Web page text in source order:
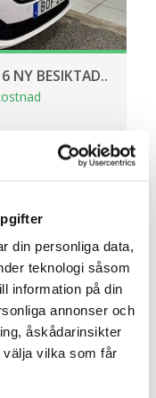
din personliga data,
teknologi såsom
information på din
annonser och
åskådarinsikter
vilka som får
NY BESIKTAD..
Se bil